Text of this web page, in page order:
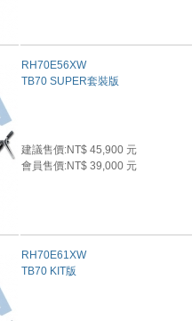
RH70E56XW
TB70 SUPER套裝版
建議售價:NT$ 45,900 元
會員售價:NT$ 39,000 元
RH70E61XW
TB70 KIT版